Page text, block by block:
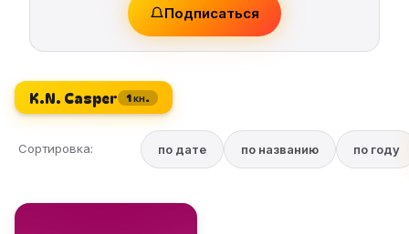
Подписаться
K.N. Casper 1 кн.
Сортировка: по дате по названию по году